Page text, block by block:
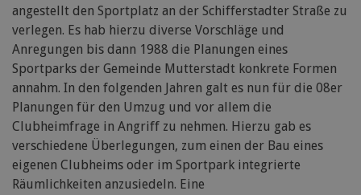
angestellt den Sportplatz an der Schifferstadter Straße zu
verlegen. Es hab hierzu diverse Vorschläge und
Anregungen bis dann 1988 die Planungen eines
Sportparks der Gemeinde Mutterstadt konkrete Formen
annahm. In den folgenden Jahren galt es nun für die 08er
Planungen für den Umzug und vor allem die
Clubheimfrage in Angriff zu nehmen. Hierzu gab es
verschiedene Überlegungen, zum einen der Bau eines
eigenen Clubheims oder im Sportpark integrierte
Räumlichkeiten anzusiedeln. Eine